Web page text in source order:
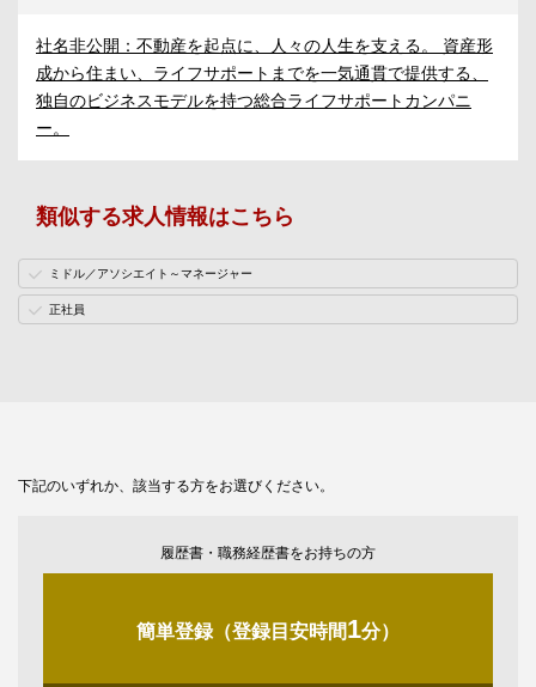
社名非公開：不動産を起点に、人々の人生を支える。 資産形
成から住まい、ライフサポートまでを一気通貫で提供する、
独自のビジネスモデルを持つ総合ライフサポートカンパニ
ー。
類似する求人情報はこちら
ミドル／アソシエイト～マネージャー
正社員
下記のいずれか、該当する方をお選びください。
履歴書・職務経歴書をお持ちの方
簡単登録（登録目安時間1分）